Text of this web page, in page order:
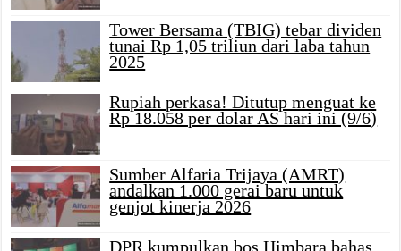
Tower Bersama (TBIG) tebar dividen
tunai Rp 1,05 triliun dari laba tahun
2025
Rupiah perkasa! Ditutup menguat ke
Rp 18.058 per dolar AS hari ini (9/6)
Sumber Alfaria Trijaya (AMRT)
andalkan 1.000 gerai baru untuk
genjot kinerja 2026
DPR kumpulkan bos Himbara bahas